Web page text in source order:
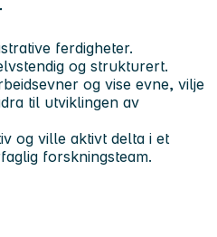
ferdigheter.
og strukturert.
og vise evne, vilje
til utviklingen av
og ville aktivt delta i et
forskningsteam.